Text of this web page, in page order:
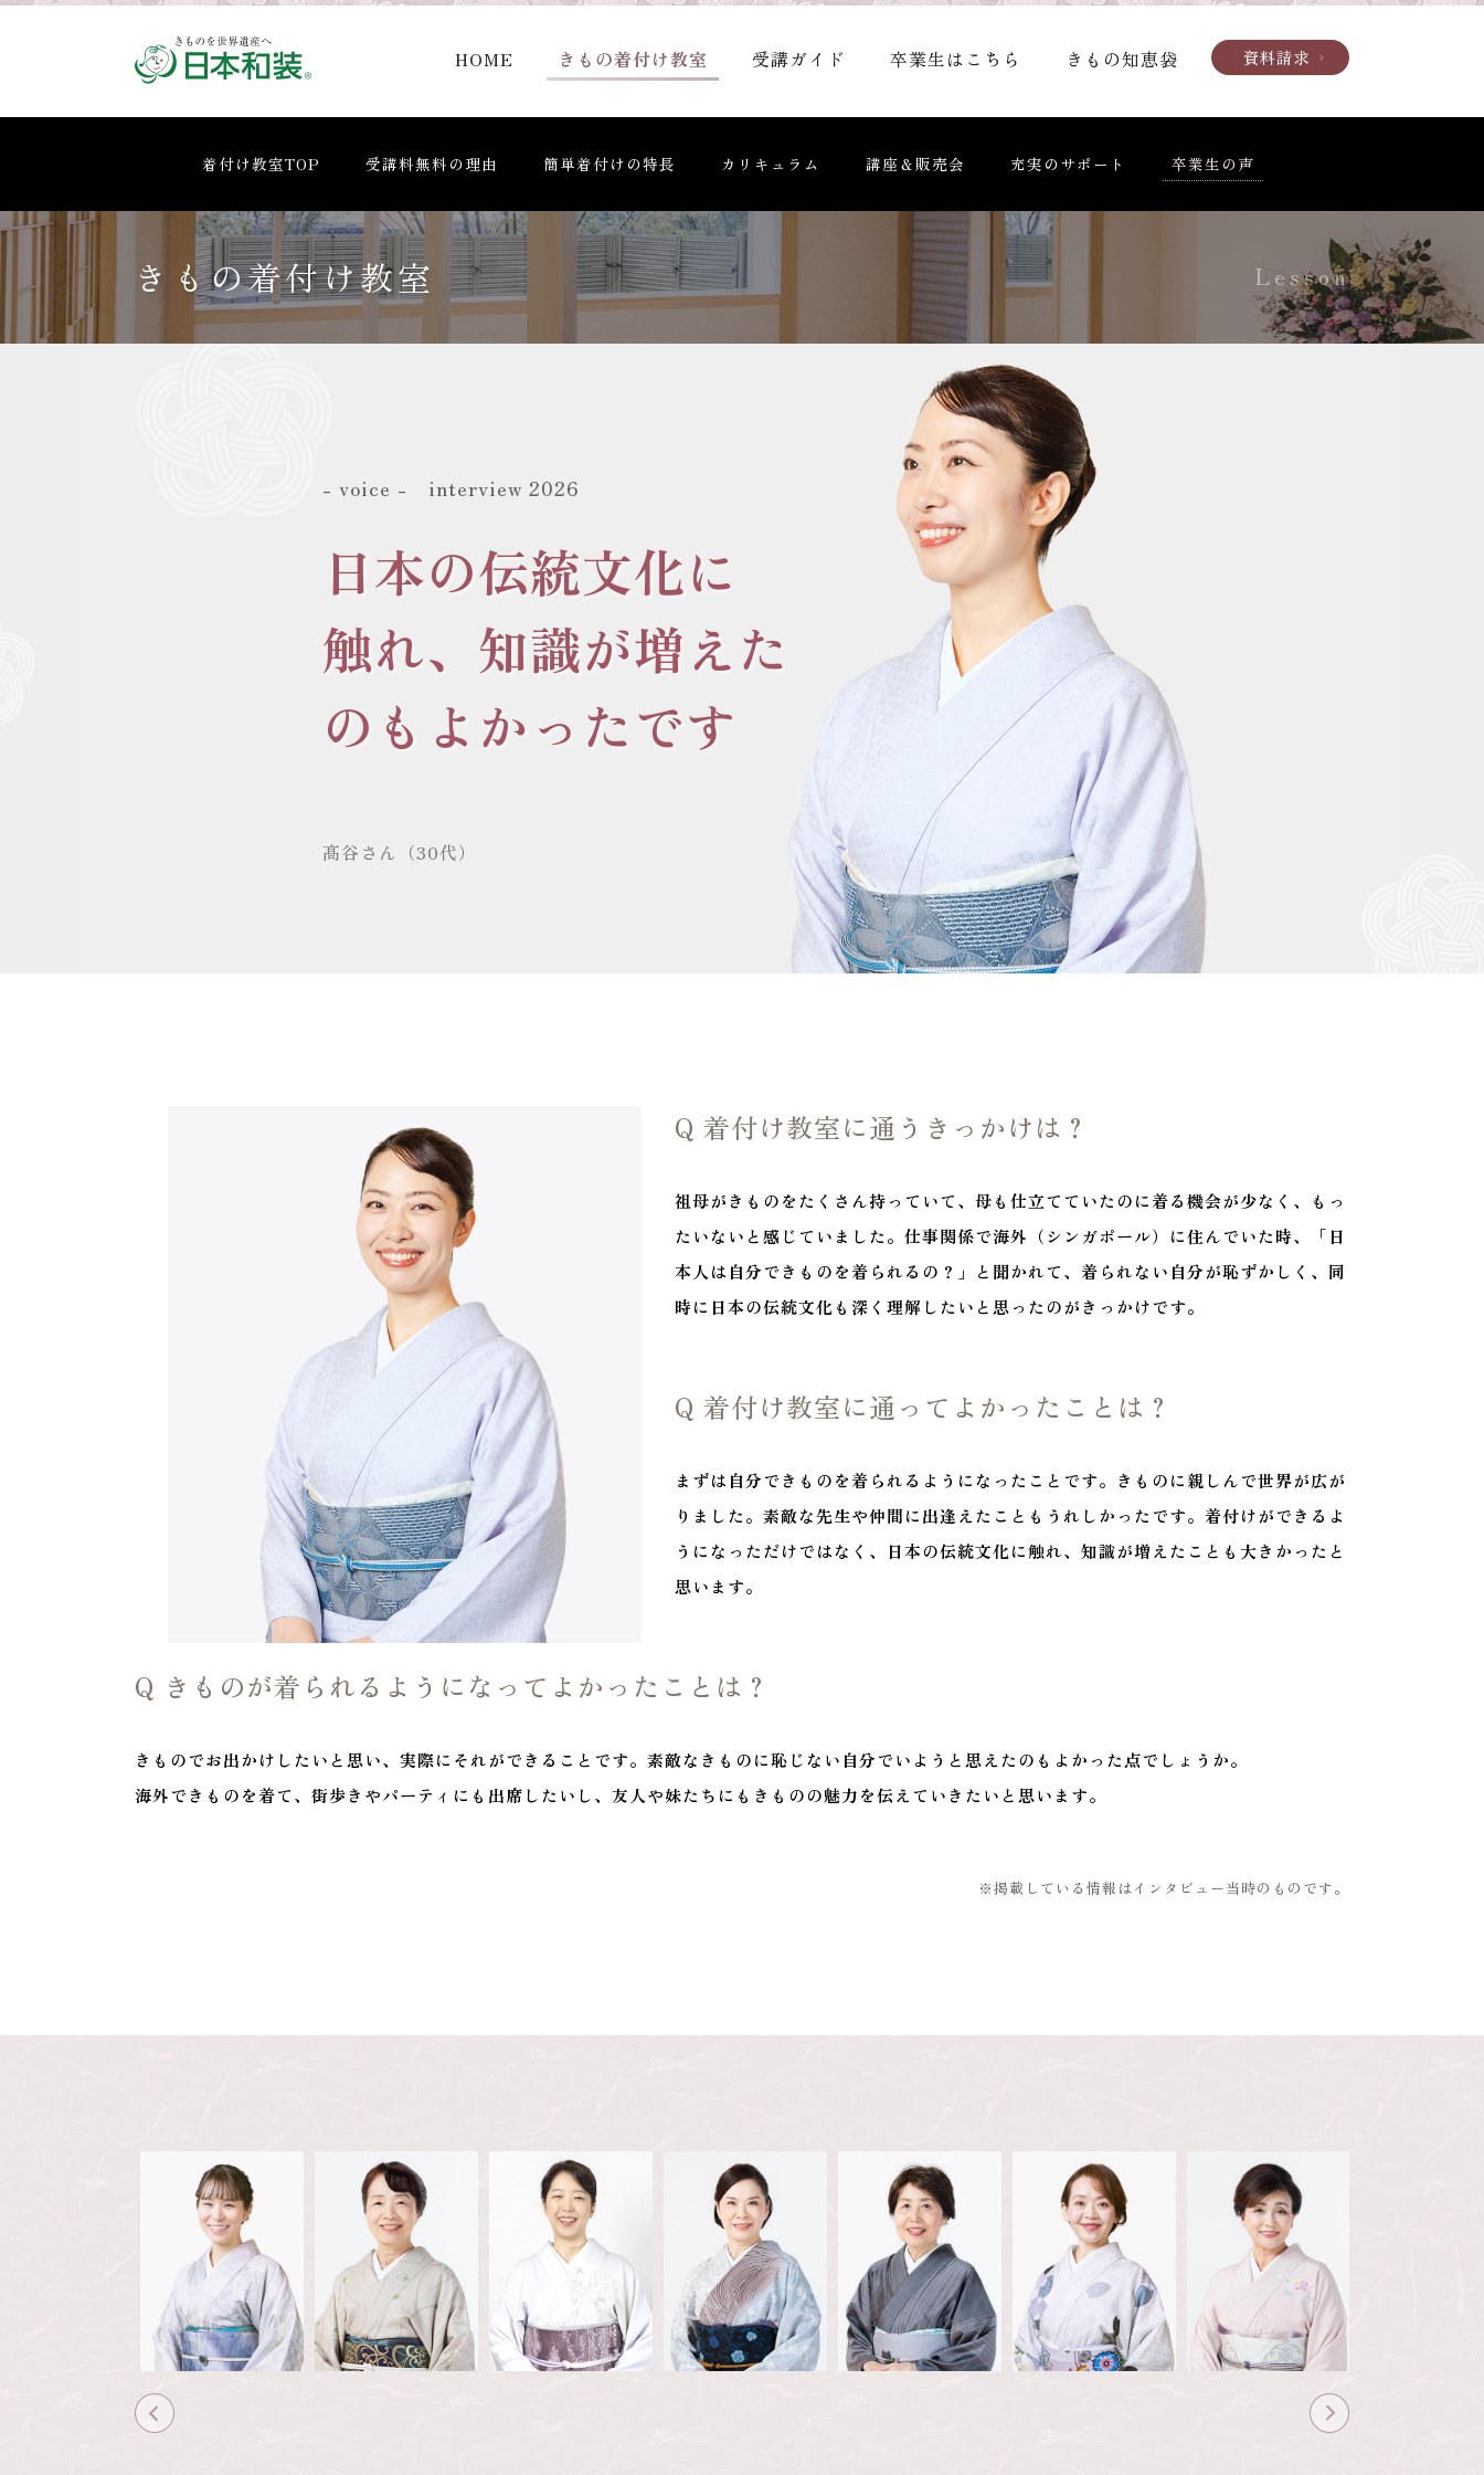
HOME きもの着付け教室 受講ガイド 卒業生はこちら きもの知恵袋 資料請求 chevron_right
着付け教室TOP 受講料無料の理由 簡単着付けの特長 カリキュラム 講座＆販売会 充実のサポート 卒業生の声
Lesson
きもの着付け教室
- voice - interview 2026
日本の伝統文化に
触れ、知識が増えた
のもよかったです
髙谷さん（30代）
Q 着付け教室に通うきっかけは？
祖母がきものをたくさん持っていて、母も仕立てていたのに着る機会が少なく、もっ
たいないと感じていました。仕事関係で海外（シンガポール）に住んでいた時、「日
本人は自分できものを着られるの？」と聞かれて、着られない自分が恥ずかしく、同
時に日本の伝統文化も深く理解したいと思ったのがきっかけです。
Q 着付け教室に通ってよかったことは？
まずは自分できものを着られるようになったことです。きものに親しんで世界が広が
りました。素敵な先生や仲間に出逢えたこともうれしかったです。着付けができるよ
うになっただけではなく、日本の伝統文化に触れ、知識が増えたことも大きかったと
思います。
Q きものが着られるようになってよかったことは？
きものでお出かけしたいと思い、実際にそれができることです。素敵なきものに恥じない自分でいようと思えたのもよかった点でしょうか。
海外できものを着て、街歩きやパーティにも出席したいし、友人や妹たちにもきものの魅力を伝えていきたいと思います。
※掲載している情報はインタビュー当時のものです。